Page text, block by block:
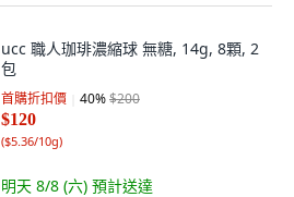
ucc 職人珈琲濃縮球 無糖, 14g, 8顆, 2
包
首購折扣價 40%$200
$120
($5.36/10g)
明天 8/8 (六) 預計送達